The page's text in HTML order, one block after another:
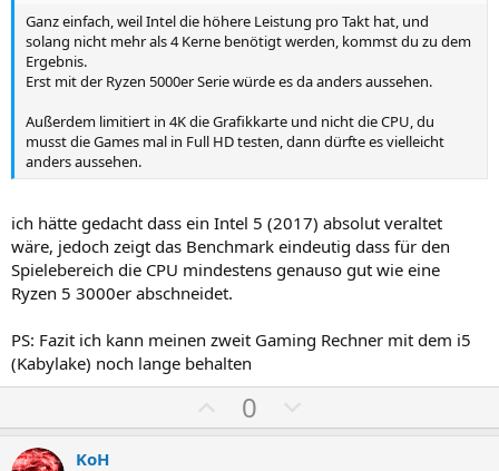
S
t
i
m
e
S
t
i
m
e
Ganz einfach, weil Intel die höhere Leistung pro Takt hat, und
solang nicht mehr als 4 Kerne benötigt werden, kommst du zu dem
Ergebnis.
Erst mit der Ryzen 5000er Serie würde es da anders aussehen.
Außerdem limitiert in 4K die Grafikkarte und nicht die CPU, du
musst die Games mal in Full HD testen, dann dürfte es vielleicht
anders aussehen.
ich hätte gedacht dass ein Intel 5 (2017) absolut veraltet
wäre, jedoch zeigt das Benchmark eindeutig dass für den
Spielebereich die CPU mindestens genauso gut wie eine
Ryzen 5 3000er abschneidet.
PS: Fazit ich kann meinen zweit Gaming Rechner mit dem i5
(Kabylake) noch lange behalten
o
0
e
KoH